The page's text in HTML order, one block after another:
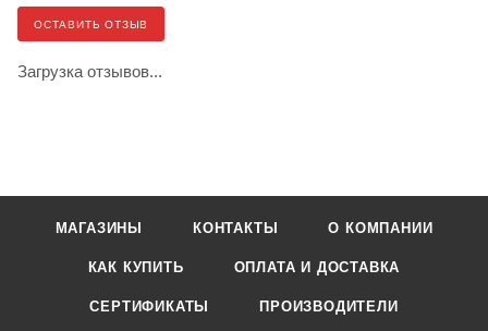
ОСТАВИТЬ ОТЗЫВ
Загрузка отзывов...
МАГАЗИНЫ КОНТАКТЫ О КОМПАНИИ
КАК КУПИТЬ ОПЛАТА И ДОСТАВКА
СЕРТИФИКАТЫ ПРОИЗВОДИТЕЛИ